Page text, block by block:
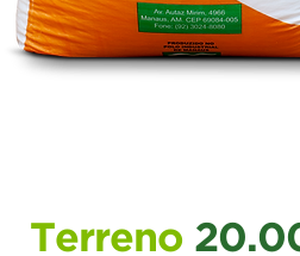
Terreno